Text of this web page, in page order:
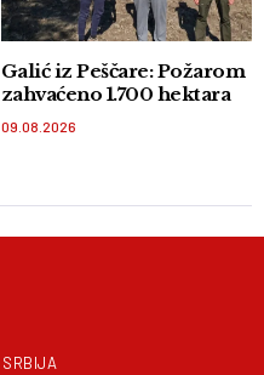
Galić iz Peščare: Požarom
zahvaćeno 1.700 hektara
09.08.2026
SRBIJA